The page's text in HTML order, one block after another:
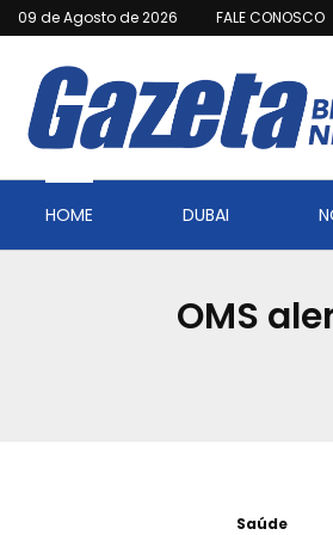
09 de Agosto de 2026 FALE CONOSCO
HOME DUBAI
OMS
Saúde